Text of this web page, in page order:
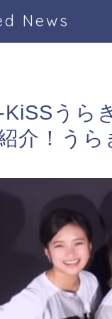
News
KiSSう
介！うら